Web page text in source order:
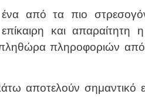
από τα πιο
επίκαιρη και
πληροφοριών
αποτελούν